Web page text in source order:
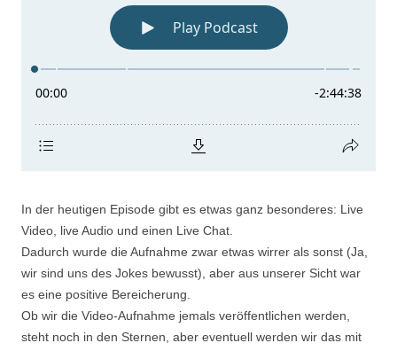
In der heutigen Episode gibt es etwas ganz besonderes: Live
Video, live Audio und einen Live Chat.
Dadurch wurde die Aufnahme zwar etwas wirrer als sonst (Ja,
wir sind uns des Jokes bewusst), aber aus unserer Sicht war
es eine positive Bereicherung.
Ob wir die Video-Aufnahme jemals veröffentlichen werden,
steht noch in den Sternen, aber eventuell werden wir das mit